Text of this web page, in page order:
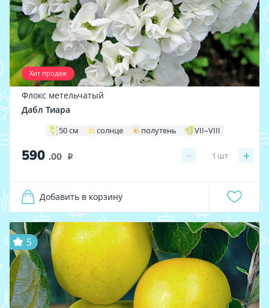
Хит продаж
Флокс метельчатый
Дабл Тиара
50 см солнце полутень VII–VIII
590 .00 i − +
1 шт
Добавить в корзину
5